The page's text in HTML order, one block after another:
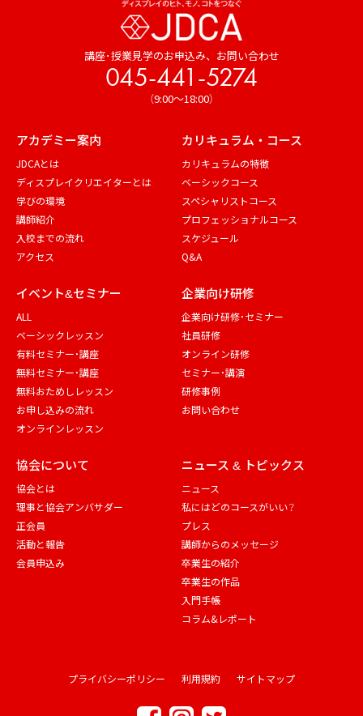
講座･授業見学のお申込み、 お問い合わせ
045-441-5274
（9:00～18:00）
アカデミー案内
JDCAとは
ディスプレイクリエイターとは
学びの環境
講師紹介
入校までの流れ
アクセス
カリキュラム・コース
カリキュラムの特徴
ベーシックコース
スペシャリストコース
プロフェッショナルコース
スケジュール
Q&A
イベント&セミナー
ALL
ベーシックレッスン
有料セミナー・講座
無料セミナー・講座
無料おためしレッスン
お申し込みの流れ
オンラインレッスン
企業向け研修
企業向け研修・セミナー
社員研修
オンライン研修
セミナー・講演
研修事例
お問い合わせ
協会について
協会とは
理事と協会アンバサダー
正会員
活動と報告
会員申込み
ニュース & トピックス
ニュース
私にはどのコースがいい？
プレス
講師からのメッセージ
卒業生の紹介
卒業生の作品
入門手帳
コラム&レポート
プライバシーポリシー 利用規約 サイトマップ